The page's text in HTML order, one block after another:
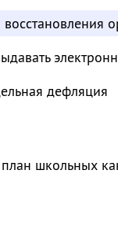
дефляция
школьных